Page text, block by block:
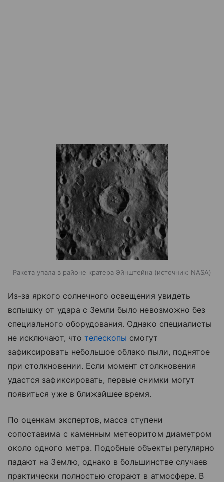
Ракета упала в районе кратера Эйнштейна источник: NASA
Из-за яркого солнечного освещения увидеть
вспышку от удара с Земли было невозможно без
специального оборудования. Однако специалисты
не исключают, что телескопы смогут
зафиксировать небольшое облако пыли, поднятое
при столкновении. Если момент столкновения
удастся зафиксировать, первые снимки могут
появиться уже в ближайшее время.
По оценкам экспертов, масса ступени
сопоставима с каменным метеоритом диаметром
около одного метра. Подобные объекты регулярно
падают на Землю, однако в большинстве случаев
практически полностью сгорают в атмосфере. В